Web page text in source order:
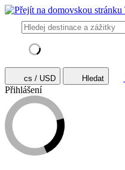
cs / USD Hledat
Přihlášení